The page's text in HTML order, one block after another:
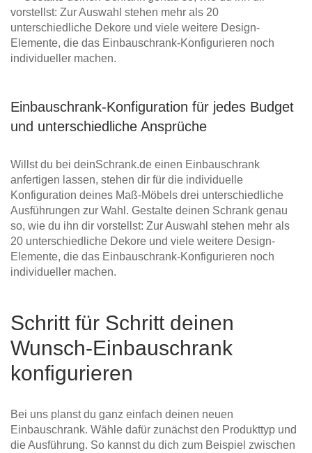
vorstellst: Zur Auswahl stehen mehr als 20
unterschiedliche Dekore und viele weitere Design-
Elemente, die das Einbauschrank-Konfigurieren noch
individueller machen.
Einbauschrank-Konfiguration für jedes Budget
und unterschiedliche Ansprüche
Willst du bei deinSchrank.de einen Einbauschrank
anfertigen lassen, stehen dir für die individuelle
Konfiguration deines Maß-Möbels drei unterschiedliche
Ausführungen zur Wahl. Gestalte deinen Schrank genau
so, wie du ihn dir vorstellst: Zur Auswahl stehen mehr als
20 unterschiedliche Dekore und viele weitere Design-
Elemente, die das Einbauschrank-Konfigurieren noch
individueller machen.
Schritt für Schritt deinen
Wunsch-Einbauschrank
konfigurieren
Bei uns planst du ganz einfach deinen neuen
Einbauschrank. Wähle dafür zunächst den Produkttyp und
die Ausführung. So kannst du dich zum Beispiel zwischen